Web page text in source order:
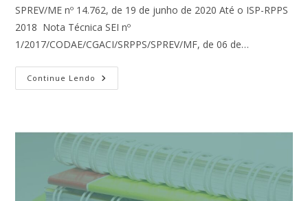
SPREV/ME nº 14.762, de 19 de junho de 2020 Até o ISP-RPPS
2018 Nota Técnica SEI nº
1/2017/CODAE/CGACI/SRPPS/SPREV/MF, de 06 de…
Continue Lendo Índice
De